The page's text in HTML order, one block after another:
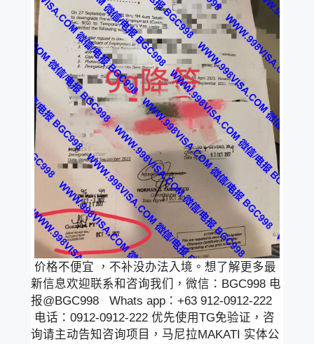
价格不便宜 ，不补没办法入境。想了解更多最
新信息欢迎联系和咨询我们，微信：BGC998 电
报@BGC998 Whats app：+63 912-0912-222
电话：0912-0912-222 优先使用TG免验证，咨
询请主动告知咨询项目，马尼拉MAKATI 实体公